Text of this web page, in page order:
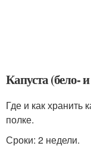
Капуста (бело-
Где и как хранить
полке.
Сроки: 2 недели.